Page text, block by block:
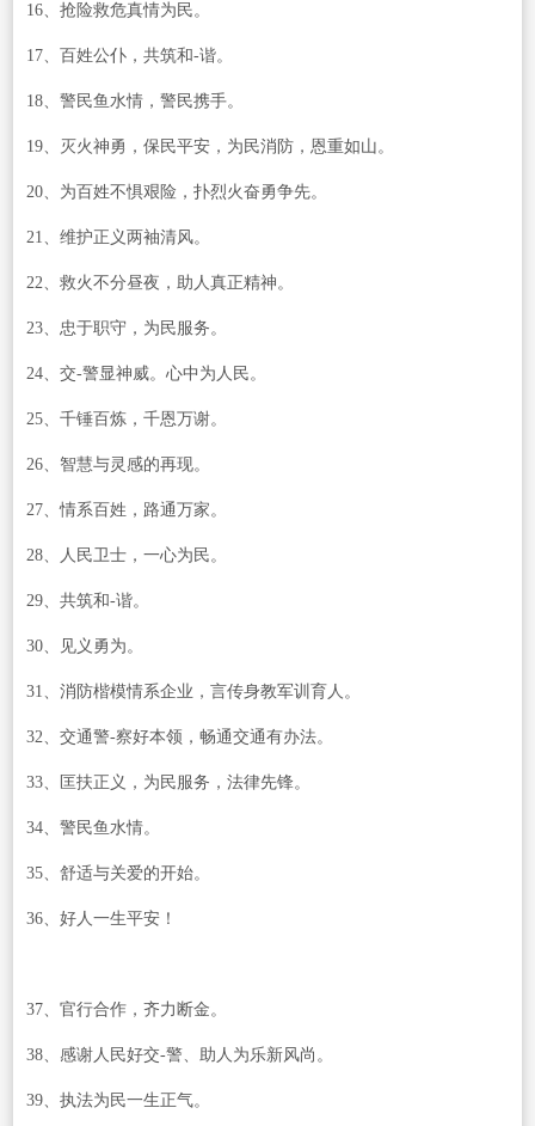
16、抢险救危真情为民。
17、百姓公仆，共筑和-谐。
18、警民鱼水情，警民携手。
19、灭火神勇，保民平安，为民消防，恩重如山。
20、为百姓不惧艰险，扑烈火奋勇争先。
21、维护正义两袖清风。
22、救火不分昼夜，助人真正精神。
23、忠于职守，为民服务。
24、交-警显神威。心中为人民。
25、千锤百炼，千恩万谢。
26、智慧与灵感的再现。
27、情系百姓，路通万家。
28、人民卫士，一心为民。
29、共筑和-谐。
30、见义勇为。
31、消防楷模情系企业，言传身教军训育人。
32、交通警-察好本领，畅通交通有办法。
33、匡扶正义，为民服务，法律先锋。
34、警民鱼水情。
35、舒适与关爱的开始。
36、好人一生平安！
37、官行合作，齐力断金。
38、感谢人民好交-警、助人为乐新风尚。
39、执法为民一生正气。